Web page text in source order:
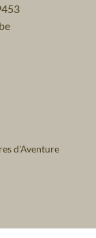
d'Aventure